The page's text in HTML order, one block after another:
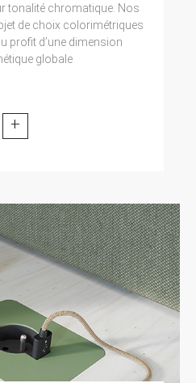
tonalité chromatique. Nos
de choix colorimétriques
profit d’une dimension
globale
+